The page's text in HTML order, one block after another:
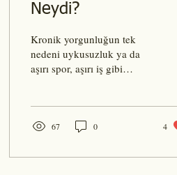
Neydi?
Kronik yorgunluğun tek
nedeni uykusuzluk ya da
aşırı spor, aşırı iş gibi
67 0 4